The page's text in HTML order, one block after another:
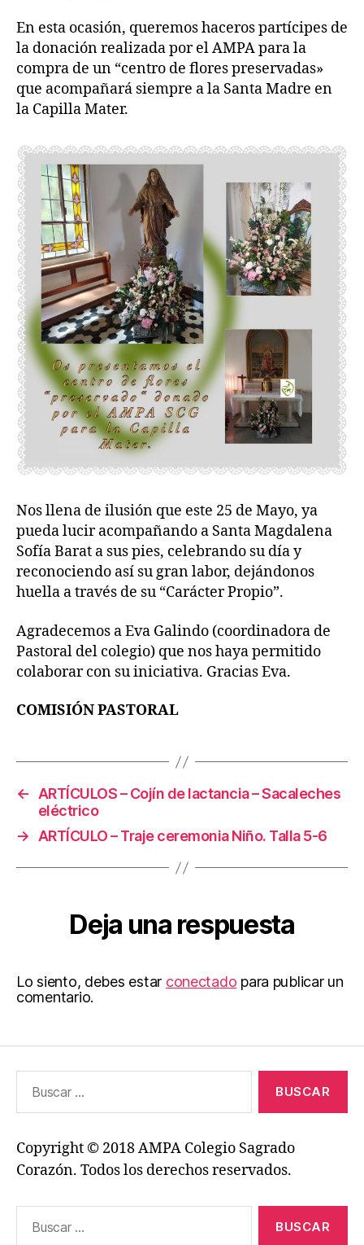
En esta ocasión, queremos haceros partícipes de
la donación realizada por el AMPA para la
compra de un “centro de flores preservadas»
que acompañará siempre a la Santa Madre en
la Capilla Mater.
Nos llena de ilusión que este 25 de Mayo, ya
pueda lucir acompañando a Santa Magdalena
Sofía Barat a sus pies, celebrando su día y
reconociendo así su gran labor, dejándonos
huella a través de su “Carácter Propio”.
Agradecemos a Eva Galindo (coordinadora de
Pastoral del colegio) que nos haya permitido
colaborar con su iniciativa. Gracias Eva.
COMISIÓN PASTORAL
← ARTÍCULOS – Cojín de lactancia – Sacaleches
eléctrico
→ ARTÍCULO – Traje ceremonia Niño. Talla 5-6
Deja una respuesta
Lo siento, debes estar conectado para publicar un
comentario.
Copyright © 2018 AMPA Colegio Sagrado
Corazón. Todos los derechos reservados.